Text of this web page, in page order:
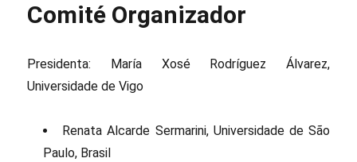
Comité Organizador
Presidenta: María Xosé Rodríguez Álvarez,
Universidade de Vigo
Renata Alcarde Sermarini, Universidade de São
Paulo, Brasil